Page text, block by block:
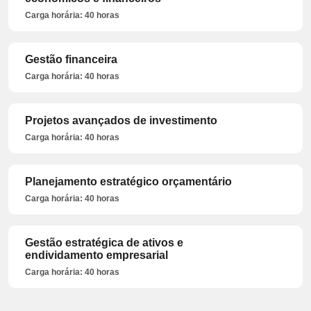
Carga horária: 40 horas
Gestão financeira
Carga horária: 40 horas
Projetos avançados de investimento
Carga horária: 40 horas
Planejamento estratégico orçamentário
Carga horária: 40 horas
Gestão estratégica de ativos e
endividamento empresarial
Carga horária: 40 horas